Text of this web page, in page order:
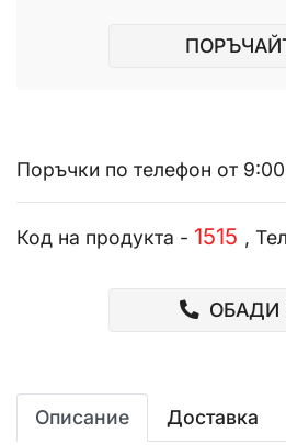
Поръчки по телефон от
Код на продукта - 1515 ,
ОБАДИ
Описание Доставка